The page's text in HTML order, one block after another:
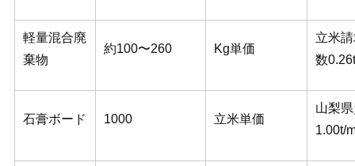
軽量混合廃
棄物
約100〜260 Kg単価
立米
数
石膏ボード 1000 立米単価
山梨
1.00t/